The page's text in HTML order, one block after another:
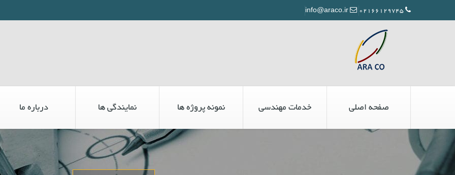
صفحه اصلی خدمات مهندسی نمونه پروژه ها نمایندگی ها درباره ما